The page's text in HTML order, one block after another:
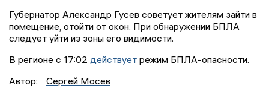
Губернатор Александр Гусев советует жителям зайти в
помещение, отойти от окон. При обнаружении БПЛА
следует уйти из зоны его видимости.
В регионе с 17:02 действует режим БПЛА-опасности.
Автор:
Сергей Мосев